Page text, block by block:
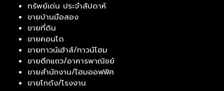
ทรัพย์เด่น ประจำสัปดาห์
ขายบ้านมือสอง
ขายที่ดิน
ขายคอนโด
ขายทาวน์เฮ้าส์/ทาวน์โฮม
ขายตึกแถว/อาคารพาณิชย์
ขายสำนักงาน/โฮมออฟฟิศ
ขายโกดัง/โรงงาน